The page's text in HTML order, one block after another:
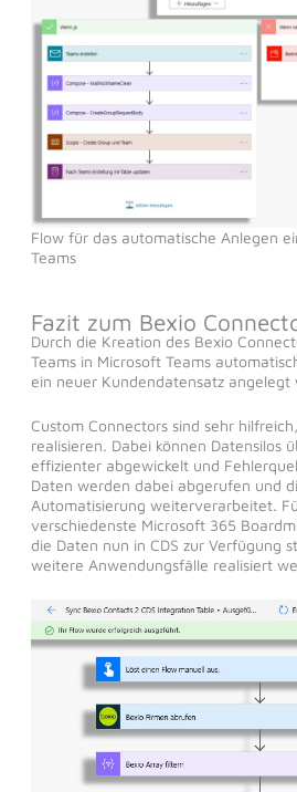
Flow für das automatische Anlegen
Teams
Fazit zum Bexio
Durch die Kreation des Bexio
Teams in Microsoft Teams
ein neuer Kundendatensatz angelegt
Custom Connectors sind sehr
realisieren. Dabei können Datensilos
effizienter abgewickelt und
Daten werden dabei abgerufen und
Automatisierung weiterverarbeitet.
verschiedenste Microsoft 365
die Daten nun in CDS zur Verfügung
weitere Anwendungsfälle realisiert